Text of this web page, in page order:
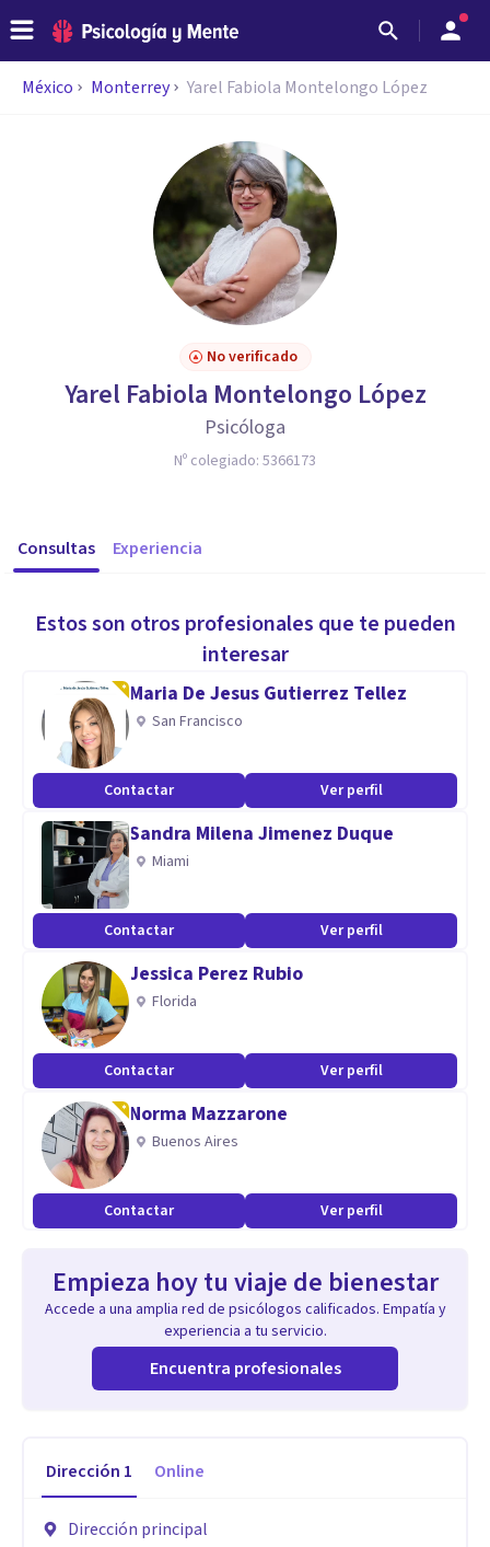
México Monterrey Yarel Fabiola Montelongo López
No verificado
Yarel Fabiola Montelongo López
Psicóloga
Nº colegiado: 5366173
Consultas Experiencia
Estos son otros profesionales que te pueden
interesar
Maria De Jesus Gutierrez Tellez
San Francisco
Contactar Ver perfil
Sandra Milena Jimenez Duque
Miami
Contactar Ver perfil
Jessica Perez Rubio
Florida
Contactar Ver perfil
Norma Mazzarone
Buenos Aires
Contactar Ver perfil
Empieza hoy tu viaje de bienestar
Accede a una amplia red de psicólogos calificados. Empatía y
experiencia a tu servicio.
Encuentra profesionales
Dirección 1 Online
Dirección principal